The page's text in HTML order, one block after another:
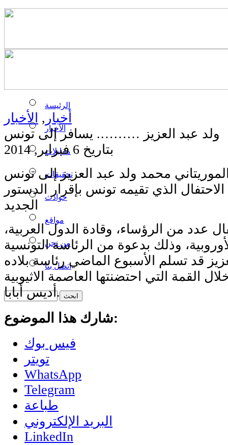
الرئيسة
الأخبار
مقابلات
تحقيقات
حوادث
مواقع
من نحن
اتصل بنا
أخبار , الأخبار
ولد عبد العزيز ………. يسافر إلى تونس
بتاريخ 6 فبراير, 2014
محمد ولد عبد العزيز إلى تونس
الذي تقيمه تونس بإقرار الدستور
الجديد
عدد من الرؤساء، وقادة الدول العربية،
قد تسلم الأسبوع الماضي رئاسة بلاده
القمة التي احتضنتها العاصمة الاثيوبية
أديس أبابا.
شارك هذا الموضوع:
فيس بوك
تويتر
WhatsApp
Telegram
طباعة
البريد الإلكتروني
LinkedIn